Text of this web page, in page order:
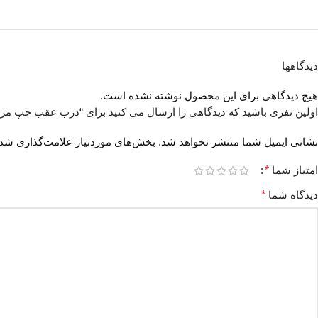
دیدگاهها
هیچ دیدگاهی برای این محصول نوشته نشده است.
اولین نفری باشید که دیدگاهی را ارسال می کنید برای “درب عقب چپ مزدا
نشانی ایمیل شما منتشر نخواهد شد. بخش‌های موردنیاز علامت‌گذاری
امتیاز شما *
دیدگاه شما *